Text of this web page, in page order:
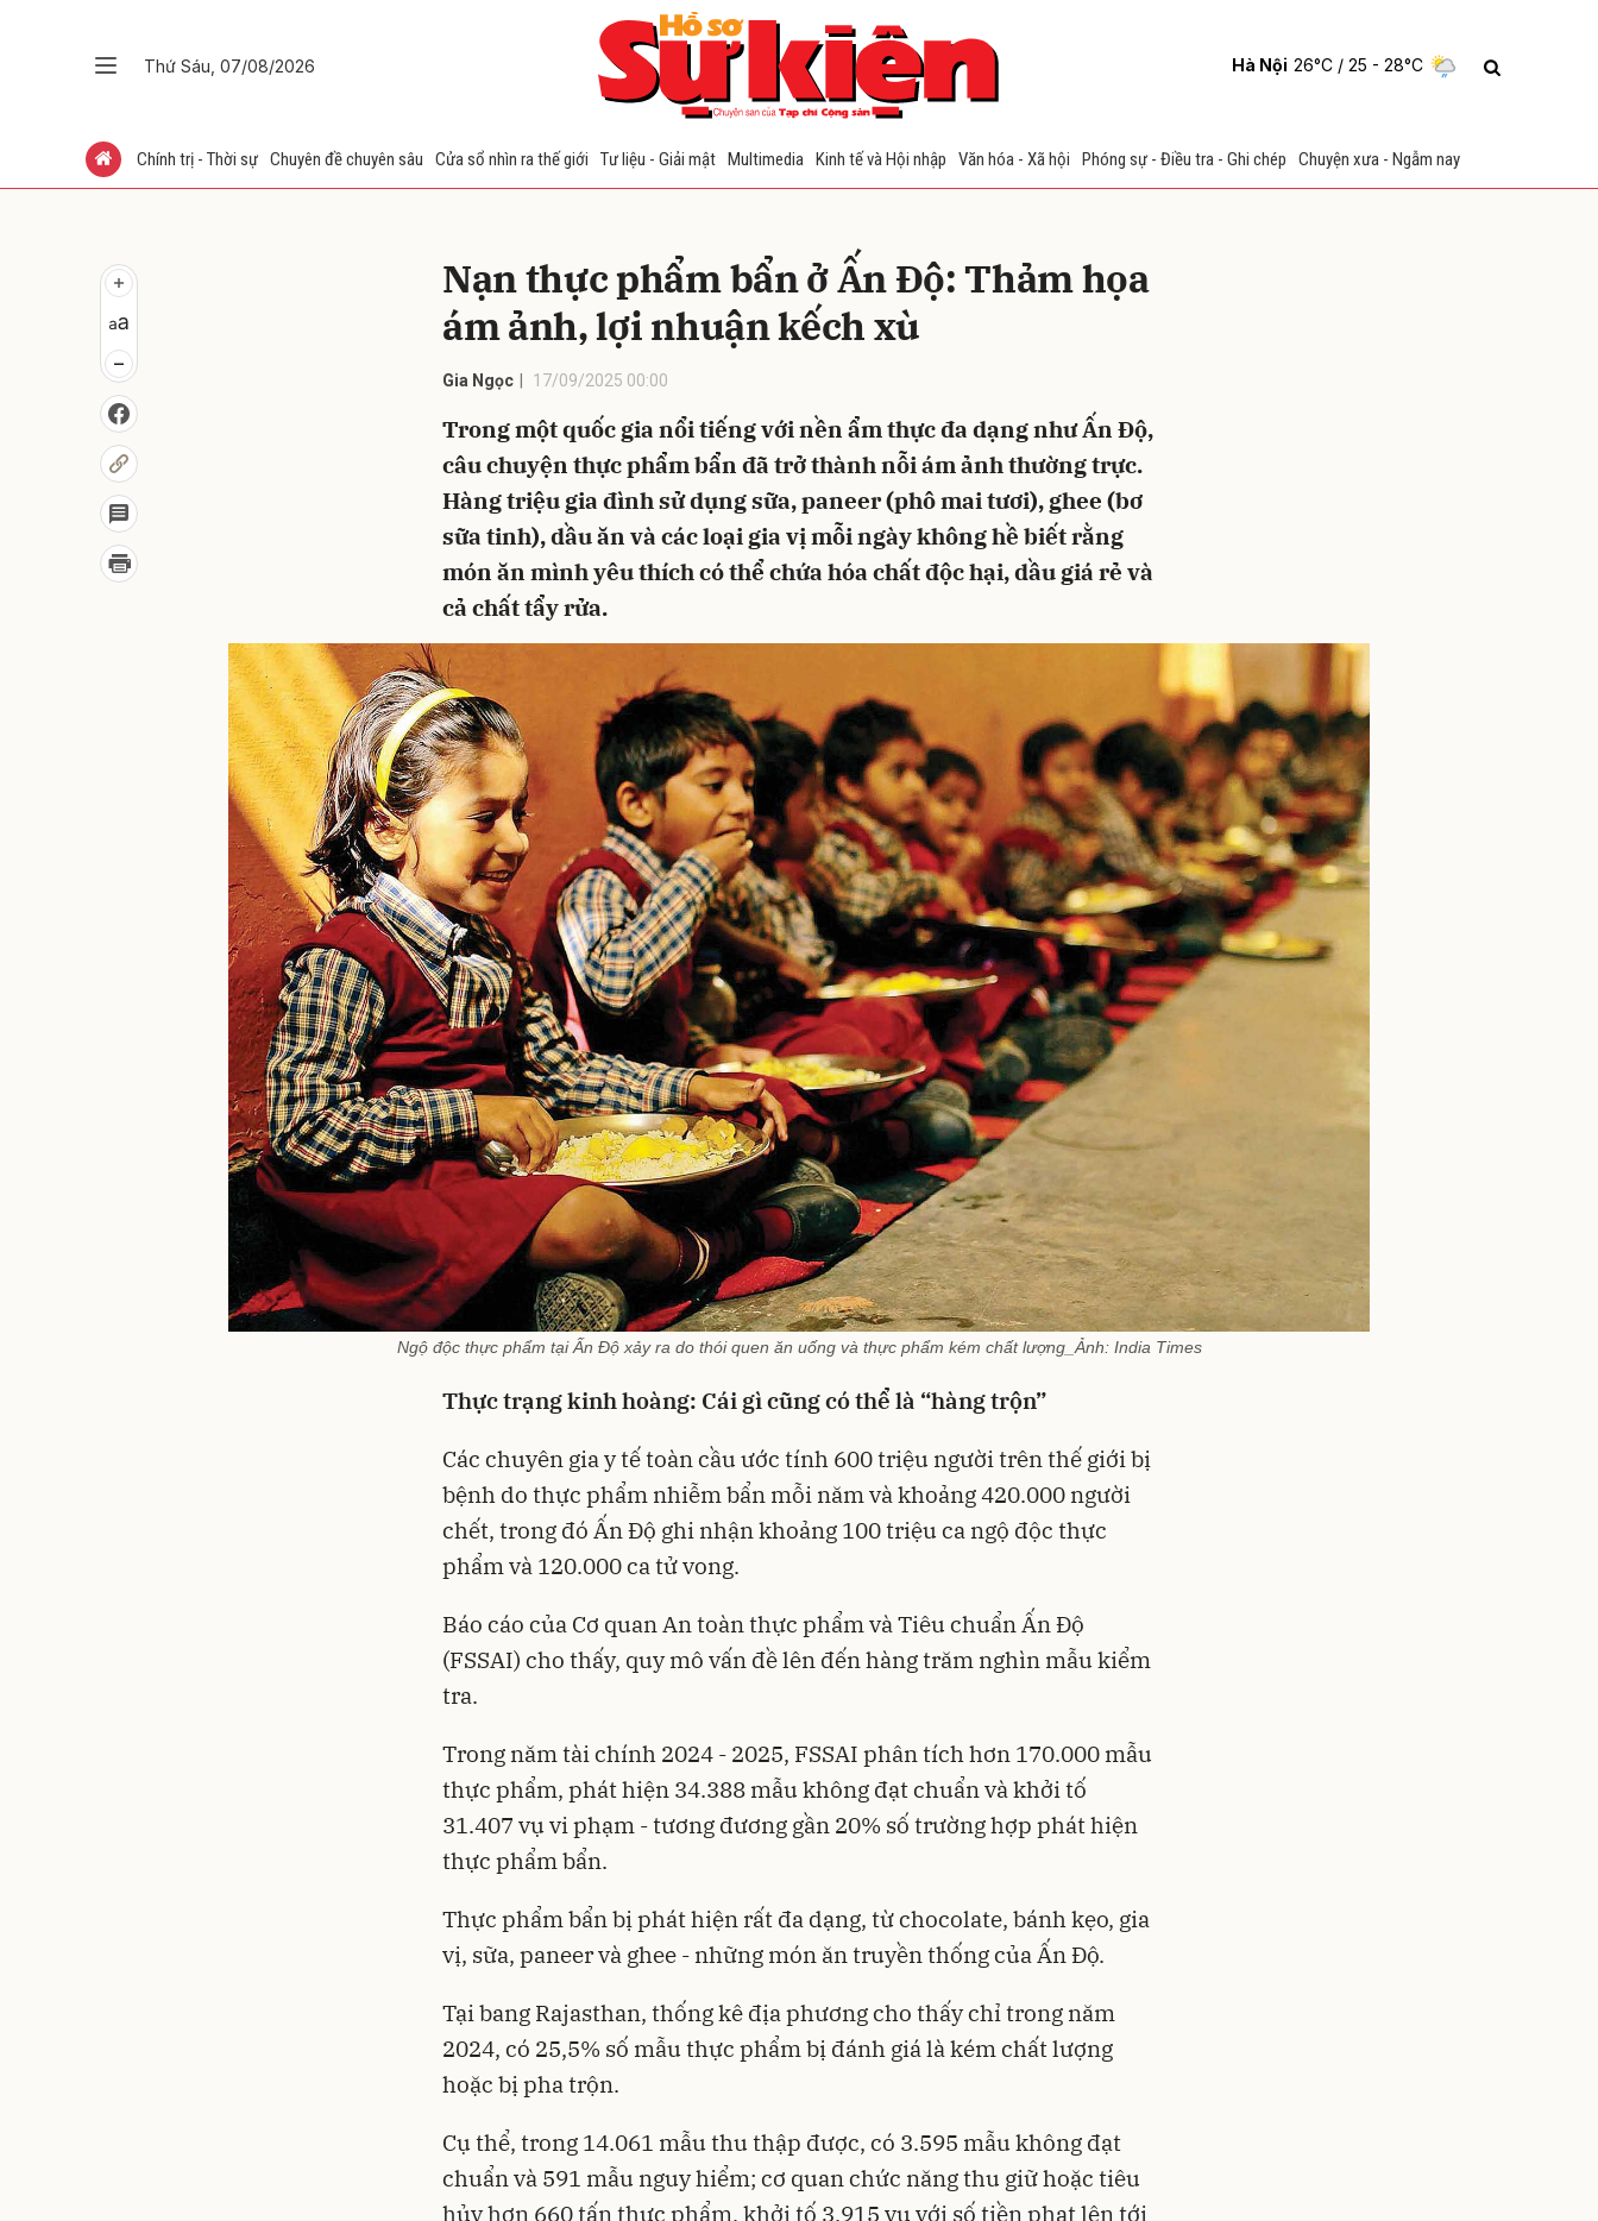
Thứ Sáu, 07/08/2026 Hà Nội 26°C / 25 - 28°C
Chính trị - Thời sự Chuyên đề chuyên sâu Cửa sổ nhìn ra thế giới Tư liệu - Giải mật Multimedia Kinh tế và Hội nhập Văn hóa - Xã hội Phóng sự - Điều tra - Ghi chép Chuyện xưa - Ngẫm nay
Nạn thực phẩm bẩn ở Ấn Độ: Thảm họa
ám ảnh, lợi nhuận kếch xù
Gia Ngọc 17/09/2025 00:00
Trong một quốc gia nổi tiếng với nền ẩm thực đa dạng như Ấn Độ,
câu chuyện thực phẩm bẩn đã trở thành nỗi ám ảnh thường trực.
Hàng triệu gia đình sử dụng sữa, paneer (phô mai tươi), ghee (bơ
sữa tinh), dầu ăn và các loại gia vị mỗi ngày không hề biết rằng
món ăn mình yêu thích có thể chứa hóa chất độc hại, dầu giá rẻ và
cả chất tẩy rửa.
Ngộ độc thực phẩm tại Ấn Độ xảy ra do thói quen ăn uống và thực phẩm kém chất lượng_Ảnh: India Times
Thực trạng kinh hoàng: Cái gì cũng có thể là “hàng trộn”
Các chuyên gia y tế toàn cầu ước tính 600 triệu người trên thế giới bị
bệnh do thực phẩm nhiễm bẩn mỗi năm và khoảng 420.000 người
chết, trong đó Ấn Độ ghi nhận khoảng 100 triệu ca ngộ độc thực
phẩm và 120.000 ca tử vong.
Báo cáo của Cơ quan An toàn thực phẩm và Tiêu chuẩn Ấn Độ
(FSSAI) cho thấy, quy mô vấn đề lên đến hàng trăm nghìn mẫu kiểm
tra.
Trong năm tài chính 2024 - 2025, FSSAI phân tích hơn 170.000 mẫu
thực phẩm, phát hiện 34.388 mẫu không đạt chuẩn và khởi tố
31.407 vụ vi phạm - tương đương gần 20% số trường hợp phát hiện
thực phẩm bẩn.
Thực phẩm bẩn bị phát hiện rất đa dạng, từ chocolate, bánh kẹo, gia
vị, sữa, paneer và ghee - những món ăn truyền thống của Ấn Độ.
Tại bang Rajasthan, thống kê địa phương cho thấy chỉ trong năm
2024, có 25,5% số mẫu thực phẩm bị đánh giá là kém chất lượng
hoặc bị pha trộn.
Cụ thể, trong 14.061 mẫu thu thập được, có 3.595 mẫu không đạt
chuẩn và 591 mẫu nguy hiểm; cơ quan chức năng thu giữ hoặc tiêu
hủy hơn 660 tấn thực phẩm, khởi tố 3.915 vụ với số tiền phạt lên tới